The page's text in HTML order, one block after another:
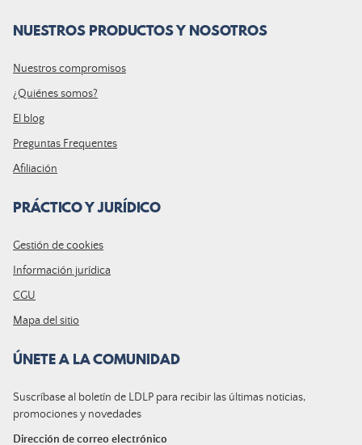
NUESTROS PRODUCTOS Y NOSOTROS
Nuestros compromisos
¿Quiénes somos?
El blog
Preguntas Frequentes
Afiliación
PRÁCTICO Y JURÍDICO
Gestión de cookies
Información jurídica
CGU
Mapa del sitio
ÚNETE A LA COMUNIDAD
Suscríbase al boletín de LDLP para recibir las últimas noticias,
promociones y novedades
Dirección de correo electrónico